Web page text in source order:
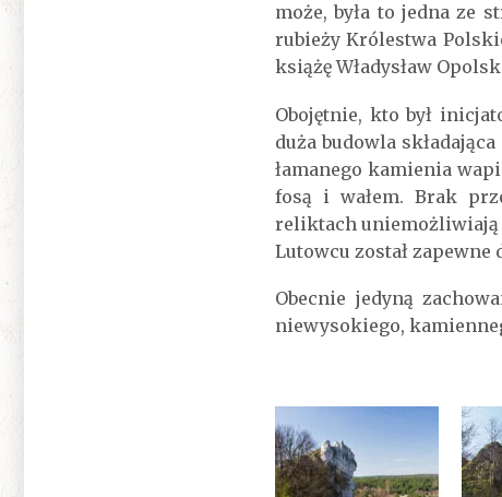
może, była to jedna ze
rubieży Królestwa
książę Władysław
Obojętnie, kto był
duża budowla
łamanego kamienia
fosą i wałem. Brak
reliktach
Lutowcu został zapewne
Obecnie jedyną
niewysokiego,